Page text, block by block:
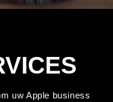
uw Apple business